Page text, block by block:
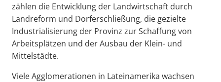
zählen die Entwicklung der Landwirtschaft durch
Landreform und Dorferschließung, die gezielte
Industrialisierung der Provinz zur Schaffung von
Arbeitsplätzen und der Ausbau der Klein- und
Mittelstädte.
Viele Agglomerationen in Lateinamerika wachsen